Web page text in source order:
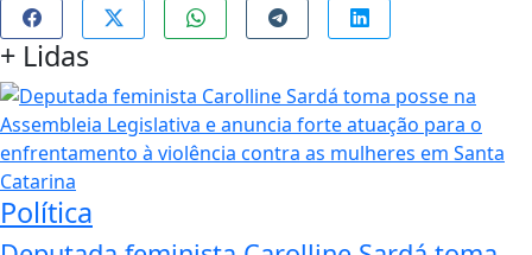
+ Lidas
Política